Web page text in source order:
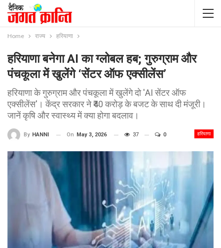
Home राज्य हरियाणा
हरियाणा बनेगा AI का ग्लोबल हब; गुरुग्राम और
पंचकूला में खुलेंगे ‘सेंटर ऑफ एक्सीलेंस’
हरियाणा के गुरुग्राम और पंचकूला में खुलेंगे दो 'AI सेंटर ऑफ
एक्सीलेंस'। केंद्र सरकार ने ₹40 करोड़ के बजट के साथ दी मंजूरी।
जानें कृषि और स्वास्थ्य में क्या होगा बदलाव।
हरियाणा
By HANNI On May 3, 2026 37 0